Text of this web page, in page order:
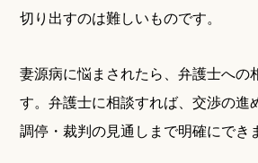
切り出すのは難しいものです。
妻源病に悩まされたら、弁護士への
す。弁護士に相談すれば、交渉の進
調停・裁判の見通しまで明確にでき